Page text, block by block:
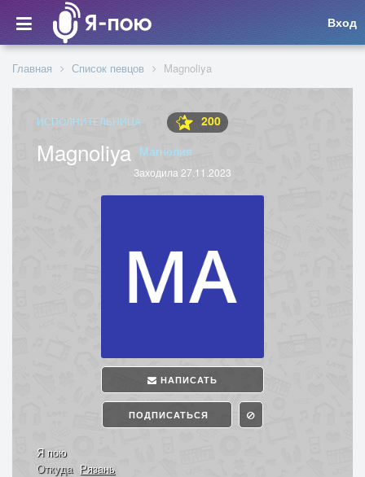
Вход
Главная Список певцов Magnoliya
ИСПОЛНИТЕЛЬНИЦА 200
Magnoliya Магнолия
Заходила 27.11.2023
НАПИСАТЬ
ПОДПИСАТЬСЯ
Я пою
Откуда Рязань